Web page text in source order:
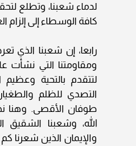
لدماء شعبنا، وتطلع
كافة الوسطاء إلى إلزام
رابعا، إن شعبنا الذي
ومقاومتنا التي نشأت
لتتقدم بالتحية
التصدي للظلم
طوفان الأقصى. وهنا
الله، وشعبنا الشقيق
والإيمان الذين